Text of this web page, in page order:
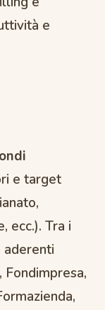
e
e target
ecc.). Tra i
aderenti